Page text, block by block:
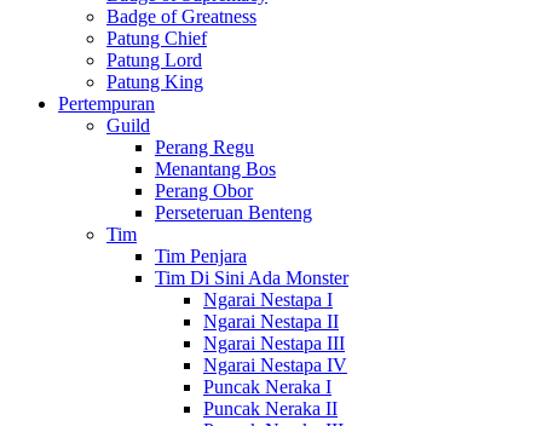
Badge of Greatness
Patung Chief
Patung Lord
Patung King
Pertempuran
Guild
Perang Regu
Menantang Bos
Perang Obor
Perseteruan Benteng
Tim
Tim Penjara
Tim Di Sini Ada Monster
Ngarai Nestapa I
Ngarai Nestapa II
Ngarai Nestapa III
Ngarai Nestapa IV
Puncak Neraka I
Puncak Neraka II